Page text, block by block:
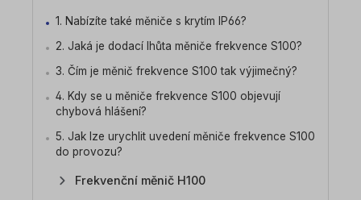
1. Nabízíte také měniče s krytím IP66?
2. Jaká je dodací lhůta měniče frekvence S100?
3. Čím je měnič frekvence S100 tak výjimečný?
4. Kdy se u měniče frekvence S100 objevují
chybová hlášení?
5. Jak lze urychlit uvedení měniče frekvence S100
do provozu?
Frekvenční měnič H100